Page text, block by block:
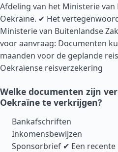
Afdeling van het Ministerie van
Oekraïne. ✔ Het
Ministerie van Buitenlandse
voor aanvraag: Documenten
maanden voor de geplande
Oekraïense reisverzekering
Welke documenten zijn
Oekraïne te verkrijgen?
Bankafschriften
Inkomensbewijzen
Sponsorbrief ✔ Een